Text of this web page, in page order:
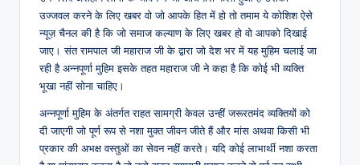
उज्जवल करने के लिए खबर वो जो आपके हित में हो तो तमाम ये कोशिश ऐसे
न्यूज़ चैनल की है कि जो समाज कल्याण के लिए खबर हो वो आपको दिखाई
जाए। संत रामपाल जी महाराज जी के द्वारा जो देश भर में यह मुहिम चलाई जा
रही है अन्नपूर्णा मुहिम इसके तहत महाराज जी ने कहा है कि कोई भी व्यक्ति
भूखा नहीं सोना चाहिए।
अन्नपूर्णा मुहिम के अंतर्गत राहत सामग्री केवल उन्हीं जरूरतमंद व्यक्तियों को
दी जाएगी जो पूर्ण रूप से नशा मुक्त जीवन जीते हैं और मांस अथवा किसी भी
प्रकार की अभक्ष वस्तुओं का सेवन नहीं करते। यदि कोई लाभार्थी नशा करता